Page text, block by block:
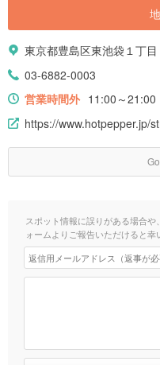
東京都豊島区東池袋１丁
03-6882-0003
営業時間外 11:00～21:00
https://www.hotpepper.jp/
スポット情報に誤りがある場合
ォームよりご報告いただけると幸